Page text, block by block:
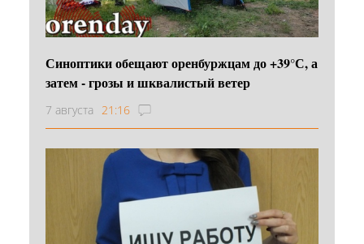
Синоптики обещают оренбуржцам до +39°С, а
затем - грозы и шквалистый ветер
7 августа 21:16